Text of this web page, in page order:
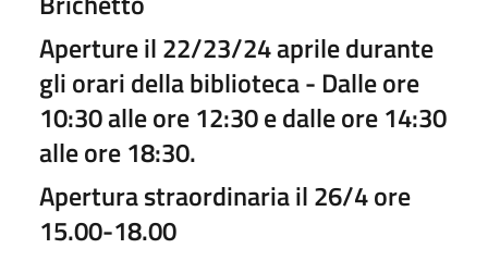
Aperture il 22/23/24 aprile durante
gli orari della biblioteca - Dalle ore
10:30 alle ore 12:30 e dalle ore 14:30
alle ore 18:30.
Apertura straordinaria il 26/4 ore
15.00-18.00